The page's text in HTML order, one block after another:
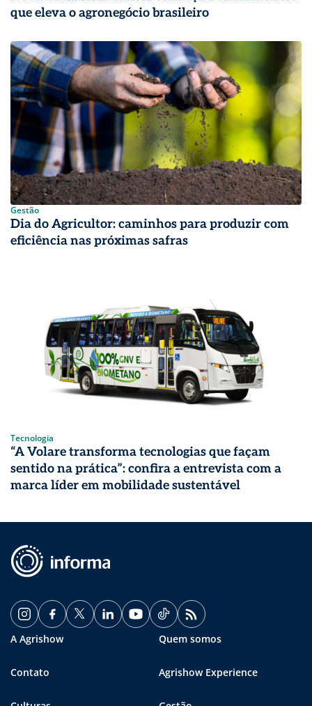
que eleva o agronegócio brasileiro
Gestão
Dia do Agricultor: caminhos para produzir com
eficiência nas próximas safras
Tecnologia
“A Volare transforma tecnologias que façam
sentido na prática”: confira a entrevista com a
marca líder em mobilidade sustentável
A Agrishow Quem somos
Contato Agrishow Experience